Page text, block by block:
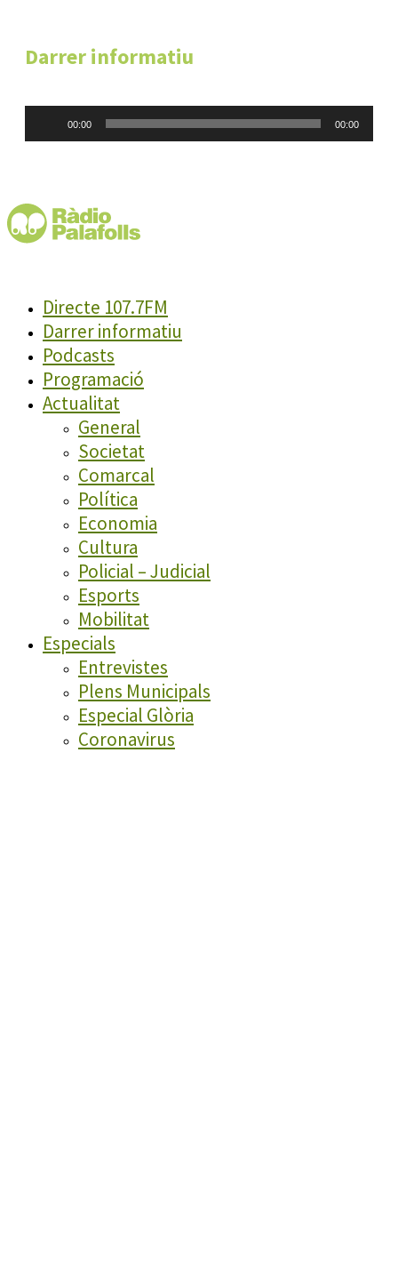
Darrer informatiu
00:00 00:00
Directe 107.7FM
Darrer informatiu
Podcasts
Programació
Actualitat
General
Societat
Comarcal
Política
Economia
Cultura
Policial – Judicial
Esports
Mobilitat
Especials
Entrevistes
Plens Municipals
Especial Glòria
Coronavirus